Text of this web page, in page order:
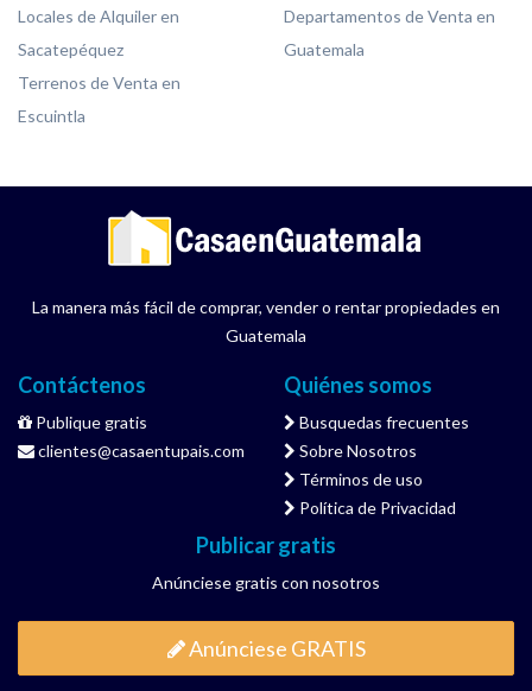
Locales de Alquiler en
Sacatepéquez
Terrenos de Venta en
Escuintla
Departamentos de Venta en
Guatemala
La manera más fácil de comprar, vender o rentar propiedades en
Guatemala
Contáctenos
Publique gratis
clientes@casaentupais.com
Quiénes somos
Busquedas frecuentes
Sobre Nosotros
Términos de uso
Política de Privacidad
Publicar gratis
Anúnciese gratis con nosotros
Anúnciese GRATIS